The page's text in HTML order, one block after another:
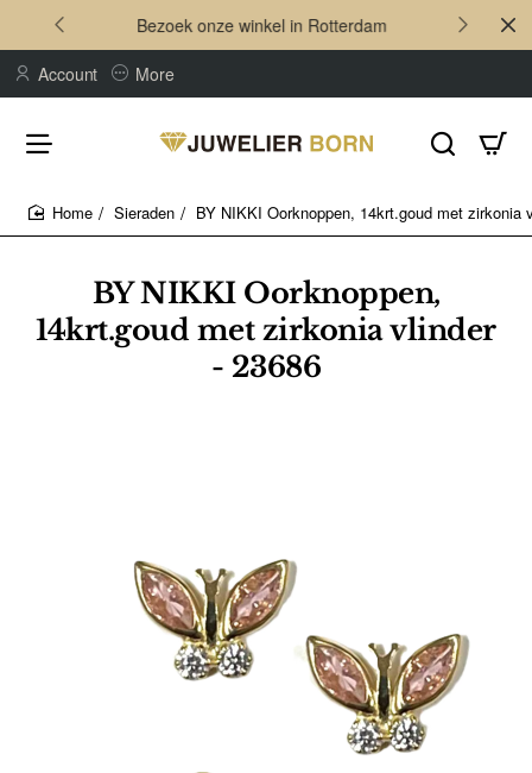
Bezoek onze winkel in Rotterdam
Account More
BY NIKKI Oorknoppen,
14krt.goud met zirkonia vlinder
- 23686
Sieraden BY NIKKI Oorknoppen, 14krt.goud met zirkonia